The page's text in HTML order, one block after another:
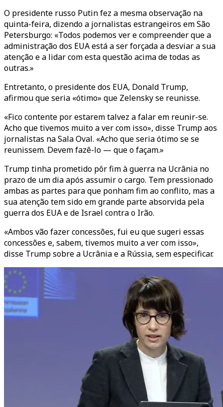
O presidente russo Putin fez a mesma observação na
quinta-feira, dizendo a jornalistas estrangeiros em São
Petersburgo: «Todos podemos ver e compreender que a
administração dos EUA está a ser forçada a desviar a sua
atenção e a lidar com esta questão acima de todas as
outras.»
Entretanto, o presidente dos EUA, Donald Trump,
afirmou que seria «ótimo» que Zelensky se reunisse.
«Fico contente por estarem talvez a falar em reunir-se.
Acho que tivemos muito a ver com isso», disse Trump aos
jornalistas na Sala Oval. «Acho que seria ótimo se se
reunissem. Devem fazê-lo — que o façam.»
Trump tinha prometido pôr fim à guerra na Ucrânia no
prazo de um dia após assumir o cargo. Tem pressionado
ambas as partes para que ponham fim ao conflito, mas a
sua atenção tem sido em grande parte absorvida pela
guerra dos EUA e de Israel contra o Irão.
«Ambos vão fazer concessões, fui eu que sugeri essas
concessões e, sabem, tivemos muito a ver com isso»,
disse Trump sobre a Ucrânia e a Rússia, sem especificar.